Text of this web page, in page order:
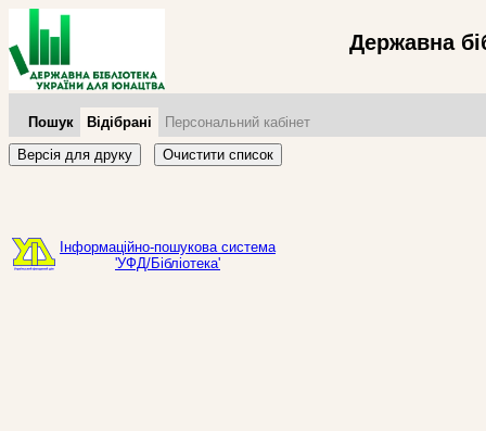
Державна
Пошук Відібрані
Персональний кабінет
Версія для друку
Очистити список
Інформаційно-пошукова система
'УФД/Бібліотека'